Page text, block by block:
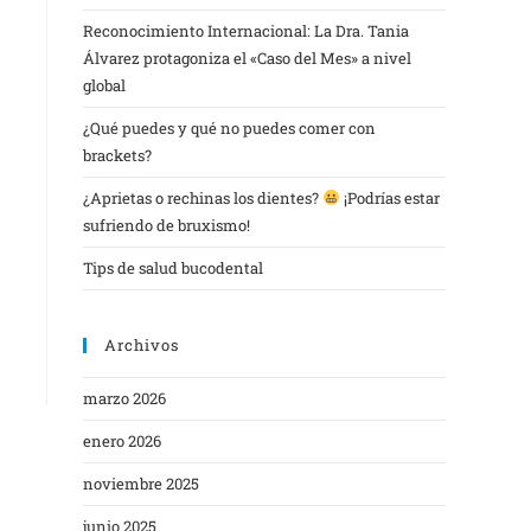
Reconocimiento Internacional: La Dra. Tania
Álvarez protagoniza el «Caso del Mes» a nivel
global
¿Qué puedes y qué no puedes comer con
brackets?
¿Aprietas o rechinas los dientes?
¡Podrías estar
sufriendo de bruxismo!
Tips de salud bucodental
Archivos
marzo 2026
enero 2026
noviembre 2025
junio 2025